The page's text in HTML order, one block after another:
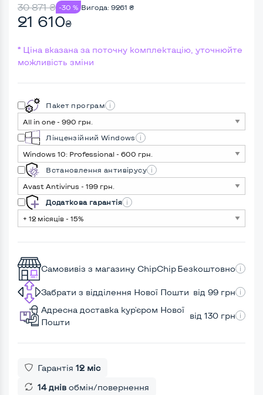
30 871₴ -30 % Вигода: 9261 ₴
21 610₴
* Ціна вказана за поточну комплектацію, уточнюйте
можливість зміни
Пакет програм
Лінцензійний Windows
Встановлення антивірусу
Додаткова гарантія
Самовивіз з магазину ChipChipБезкоштовно
Забрати з відділення Нової Пошти від 99 грн
Адресна доставка кур'єром Нової
Пошти
від 130 грн
Гарантія 12 міс
14 днів обмін/повернення